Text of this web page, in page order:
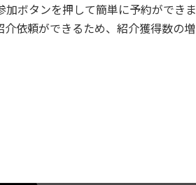
加ボタンを押して簡単に予約ができま
依頼ができるため、紹介獲得数の増